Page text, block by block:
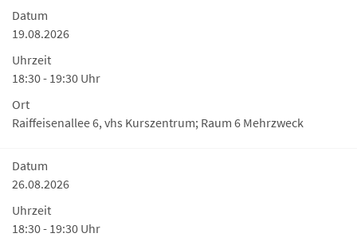
Datum
19.08.2026
Uhrzeit
18:30 - 19:30 Uhr
Ort
Raiffeisenallee 6, vhs Kurszentrum; Raum 6 Mehrzweck
Datum
26.08.2026
Uhrzeit
18:30 - 19:30 Uhr